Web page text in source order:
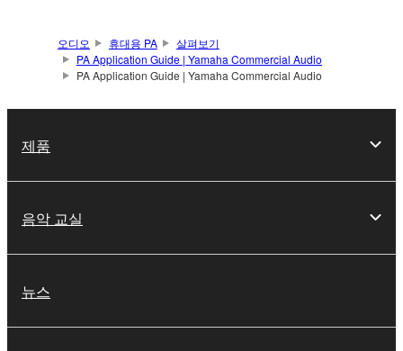
오디오 휴대용 PA
살펴보기
PA Application Guide | Yamaha Commercial Audio
PA Application Guide | Yamaha Commercial Audio
제품
음악 교실
뉴스